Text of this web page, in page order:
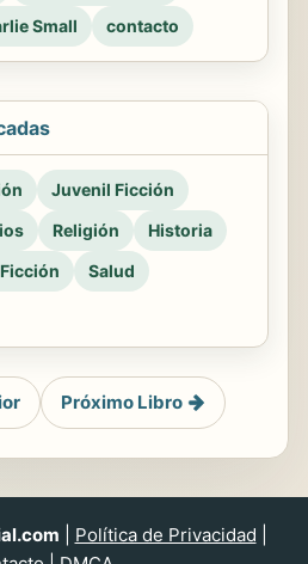
Small contacto
Juvenil Ficción
Religión
Historia
Salud
Próximo Libro
Política de Privacidad